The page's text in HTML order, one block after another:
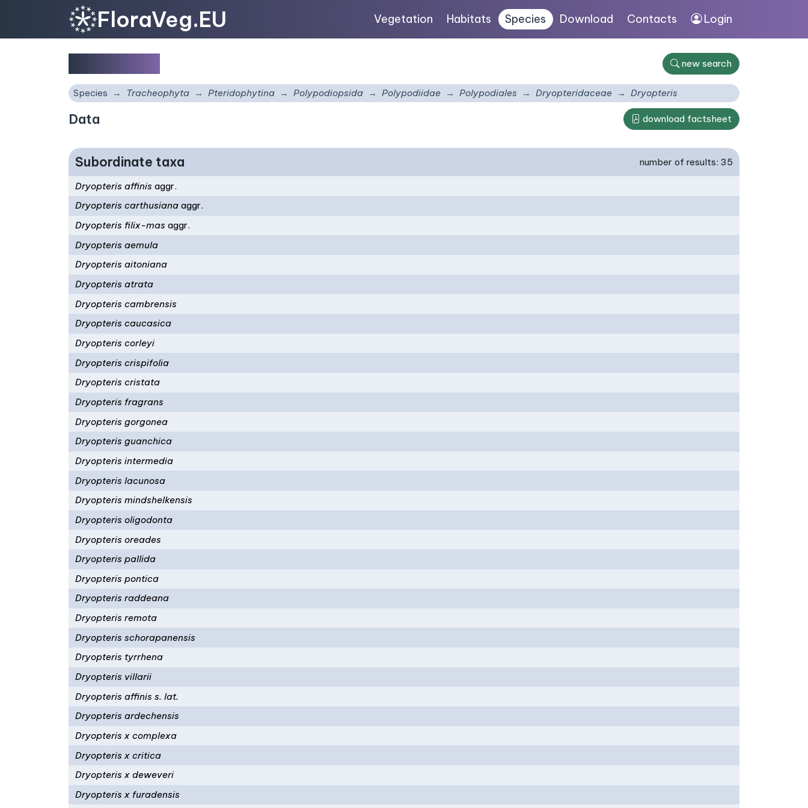
FloraVeg.EU Vegetation Habitats Species Download Contacts Login
new search
Species Tracheophyta Pteridophytina Polypodiopsida Polypodiidae Polypodiales Dryopteridaceae Dryopteris
Data download factsheet
Subordinate taxa number of results: 35
Dryopteris affinisaggr.
Dryopteris carthusianaaggr.
Dryopteris filix-masaggr.
Dryopteris aemula
Dryopteris aitoniana
Dryopteris atrata
Dryopteris cambrensis
Dryopteris caucasica
Dryopteris corleyi
Dryopteris crispifolia
Dryopteris cristata
Dryopteris fragrans
Dryopteris gorgonea
Dryopteris guanchica
Dryopteris intermedia
Dryopteris lacunosa
Dryopteris mindshelkensis
Dryopteris oligodonta
Dryopteris oreades
Dryopteris pallida
Dryopteris pontica
Dryopteris raddeana
Dryopteris remota
Dryopteris schorapanensis
Dryopteris tyrrhena
Dryopteris villarii
Dryopteris affinis s. lat.
Dryopteris ardechensis
Dryopteris x complexa
Dryopteris x critica
Dryopteris x deweveri
Dryopteris x furadensis